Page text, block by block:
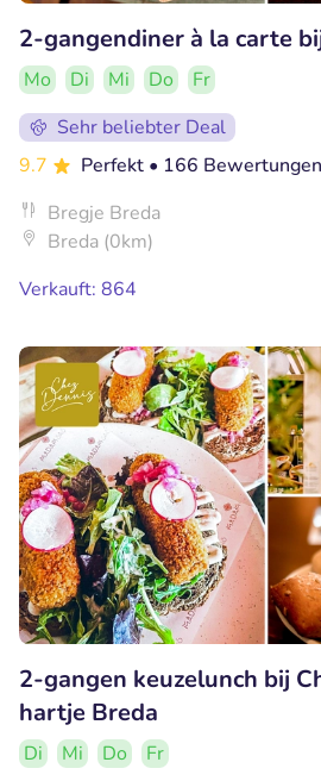
2-gangendiner à la carte
Mo Di Mi Do
Fr
Sehr beliebter Deal
9.7
Perfekt • 166 Bewertungen
Bregje Breda
Breda (0km)
Verkauft: 864
2-gangen keuzelunch bij
hartje Breda
Di Mi Do
Fr